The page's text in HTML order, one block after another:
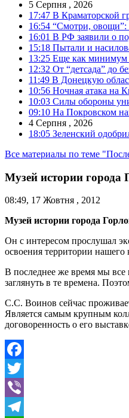
5 Серпня , 2026
17:47 В Краматорской
16:54 “Смотри, овощи”:
16:01 В РФ заявили о
15:18 Пытали и
13:25 Еще как минимум
12:32 От “детсада” до
11:49 В Донецкую
10:56 Ночная атака на
10:03 Силы обороны
09:10 На Покровском
4 Серпня , 2026
18:05 Зеленский
Все материалы по теме
Музей истории города
08:49, 17 Жовтня , 2012
Музей истории города
Он с интересом прослушал
освоения территории нашего
В последнее же время мы все
заглянуть в те времена.
С.С. Воинов сейчас
Является самым крупным
договоренность о его
Facebook
Twitter
Viber